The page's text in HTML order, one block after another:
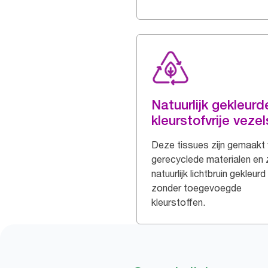
Natuurlijk
kleurstofvrije
Deze tissues zijn gemaakt
gerecyclede materialen en
natuurlijk lichtbruin gekleurd
zonder toegevoegde
kleurstoffen.